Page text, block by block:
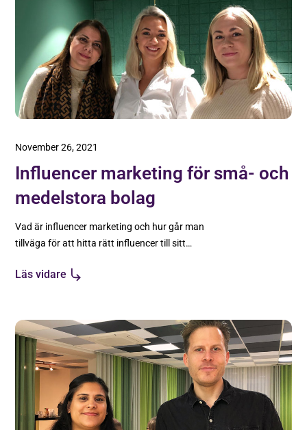
November 26, 2021
Influencer marketing för små- och
medelstora bolag
Vad är influencer marketing och hur går man
tillväga för att hitta rätt influencer till sitt
Läs vidare